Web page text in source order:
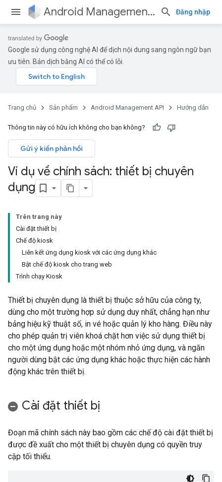
Android Management API Đăng nhập
Google sử dụng công nghệ AI để dịch nội dung sang ngôn ngữ bạn
ưu tiên. Bản dịch bằng AI có thể có lỗi.
Trang chủ Sản phẩm Android Management API Hướng dẫn
Thông tin này có hữu ích không cho bạn không?
Gửi ý kiến phản hồi
Ví dụ về chính sách: thiết bị chuyên
dụng
Trên trang này
Cài đặt thiết bị
Chế độ kiosk
Liên kết ứng dụng kiosk với các ứng dụng khác
Bật chế độ kiosk cho trang web
Trình chạy Kiosk
Thiết bị chuyên dụng là thiết bị thuộc sở hữu của công ty,
dùng cho một trường hợp sử dụng duy nhất, chẳng hạn như
bảng hiệu kỹ thuật số, in vé hoặc quản lý kho hàng. Điều này
cho phép quản trị viên khoá chặt hơn việc sử dụng thiết bị
cho một ứng dụng hoặc một nhóm nhỏ ứng dụng, và ngăn
người dùng bật các ứng dụng khác hoặc thực hiện các hành
động khác trên thiết bị.
Cài đặt thiết bị
Đoạn mã chính sách này bao gồm các chế độ cài đặt thiết bị
được đề xuất cho một thiết bị chuyên dụng có quyền truy
cập tối thiểu.